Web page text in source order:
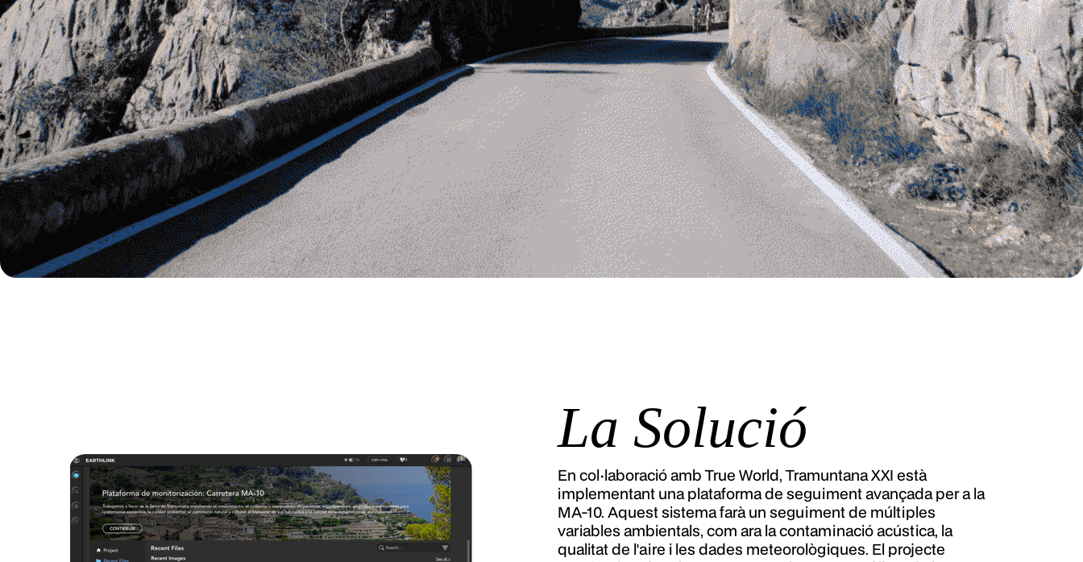
La Solució
En col·laboració amb True World, Tramuntana XXI està
implementant una plataforma de seguiment avançada per a la
MA-10. Aquest sistema farà un seguiment de múltiples
variables ambientals, com ara la contaminació acústica, la
qualitat de l'aire i les dades meteorològiques. El projecte